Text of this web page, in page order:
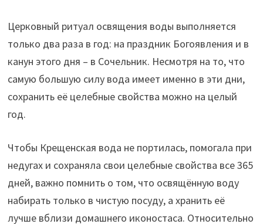
Церковный ритуал освящения воды выполняется
только два раза в год: на праздник Богоявления и в
канун этого дня – в Сочельник. Несмотря на то, что
самую большую силу вода имеет именно в эти дни,
сохранить её целебные свойства можно на целый
год.
Чтобы Крещенская вода не портилась, помогала при
недугах и сохраняла свои целебные свойства все 365
дней, важно помнить о том, что освящённую воду
набирать только в чистую посуду, а хранить её
лучше вблизи домашнего иконостаса. Относительно